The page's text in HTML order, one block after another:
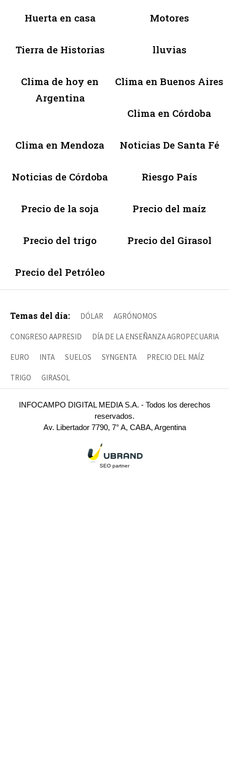
Huerta en casa Motores
Tierra de Historias lluvias
Clima de hoy en
Argentina
Clima en Buenos Aires
Clima en Córdoba
Clima en Mendoza Noticias De Santa Fé
Noticias de Córdoba Riesgo País
Precio de la soja Precio del maíz
Precio del trigo Precio del Girasol
Precio del Petróleo
Temas del día: DÓLAR AGRÓNOMOS
CONGRESO AAPRESID DÍA DE LA ENSEÑANZA AGROPECUARIA
EURO INTA SUELOS SYNGENTA PRECIO DEL MAÍZ
TRIGO GIRASOL
INFOCAMPO DIGITAL MEDIA S.A. - Todos los derechos
reservados.
Av. Libertador 7790, 7° A, CABA, Argentina
SEO partner